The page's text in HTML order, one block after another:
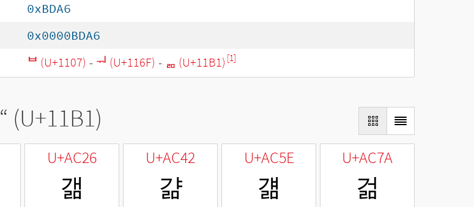
0xBDA6
0x0000BDA6
ᄇ (U+1107) - ᅯ (U+116F) - ᆱ (U+11B1) [1]
“ (U+11B1)
U+AC26
갦
U+AC42
걂
U+AC5E
걞
U+AC7A
걺